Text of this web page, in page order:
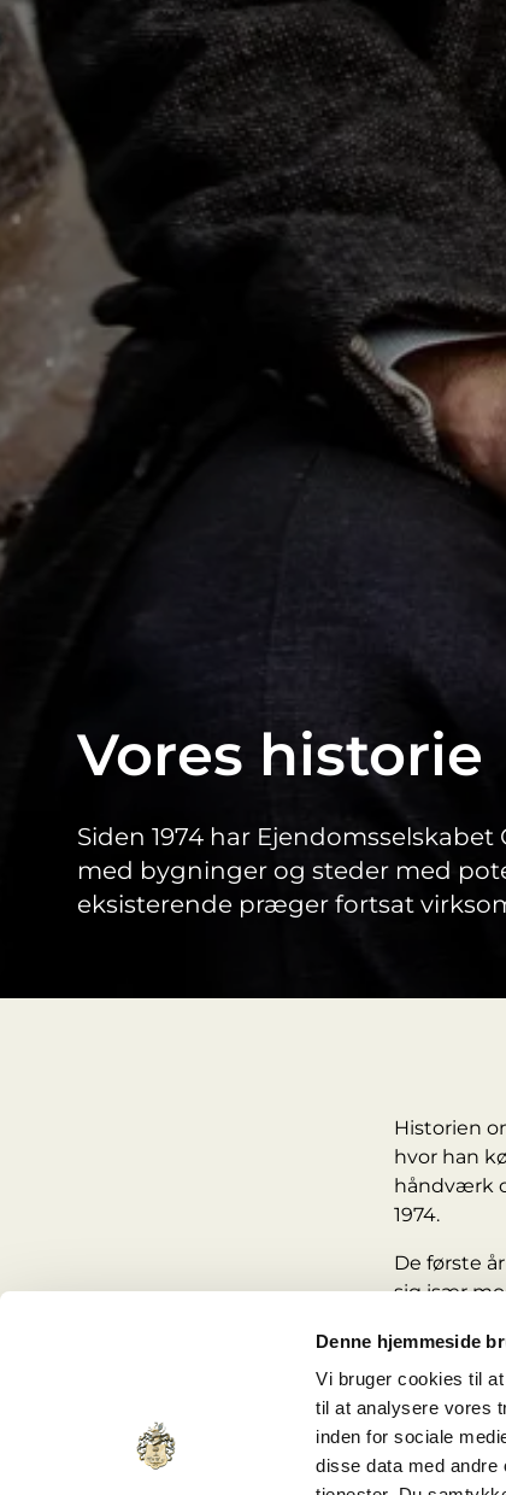
Denne hjemmeside
Vi bruger cookies til
til at analysere vores
inden for sociale
disse data med andre
Vores historie
Siden 1974 har
med bygninger og steder med
eksisterende præger fortsat
Historien
hvor han
håndværk
1974.
De første
sig især
Det
findes, og
Fra
Med årene